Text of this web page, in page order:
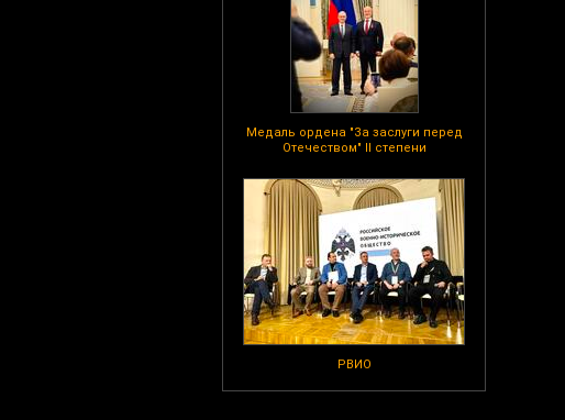
Медаль ордена "За заслуги перед
Отечеством" II степени
РВИО